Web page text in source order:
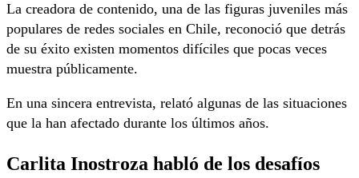
La creadora de contenido, una de las figuras juveniles más
populares de redes sociales en Chile, reconoció que detrás
de su éxito existen momentos difíciles que pocas veces
muestra públicamente.
En una sincera entrevista, relató algunas de las situaciones
que la han afectado durante los últimos años.
Carlita Inostroza habló de los desafíos